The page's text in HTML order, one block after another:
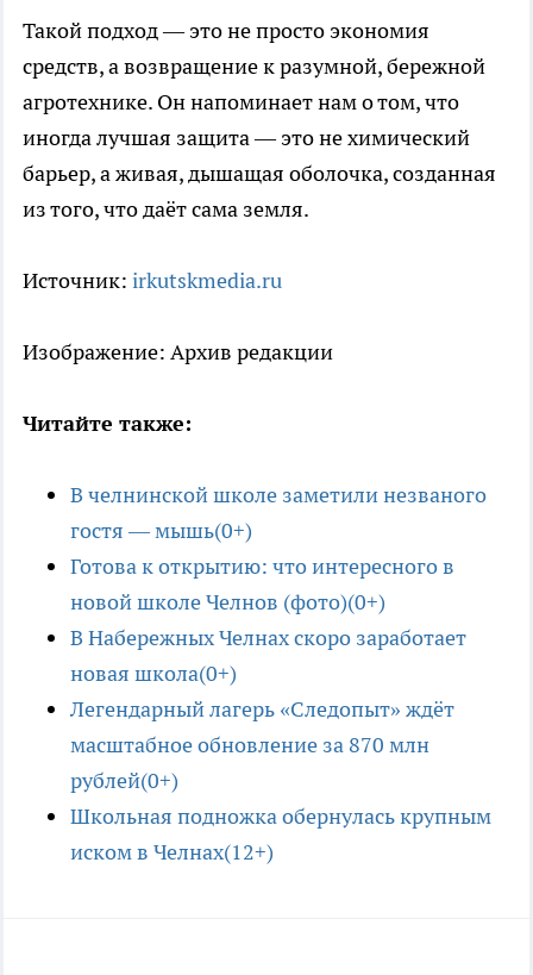
Такой подход — это не просто экономия
средств, а возвращение к разумной, бережной
агротехнике. Он напоминает нам о том, что
иногда лучшая защита — это не химический
барьер, а живая, дышащая оболочка, созданная
из того, что даёт сама земля.
Источник: irkutskmedia.ru
Изображение: Архив редакции
Читайте также:
В челнинской школе заметили незваного
гостя — мышь(0+)
Готова к открытию: что интересного в
новой школе Челнов (фото)(0+)
В Набережных Челнах скоро заработает
новая школа(0+)
Легендарный лагерь «Следопыт» ждёт
масштабное обновление за 870 млн
рублей(0+)
Школьная подножка обернулась крупным
иском в Челнах(12+)